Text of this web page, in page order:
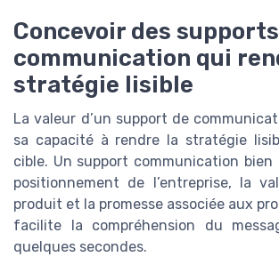
Concevoir des
communication qui
stratégie lisible
La valeur d’un support de
sa capacité à rendre la stratégie
cible. Un support communication
positionnement de l’entreprise, la
produit et la promesse associée aux
facilite la compréhension du
quelques secondes.